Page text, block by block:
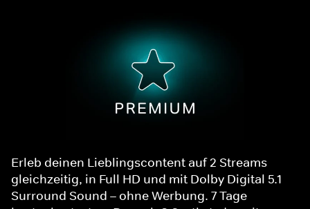
Erleb deinen Lieblingscontent auf 2 Streams
gleichzeitig, in Full HD und mit Dolby Digital 5.1
Surround Sound – ohne Werbung. 7 Tage